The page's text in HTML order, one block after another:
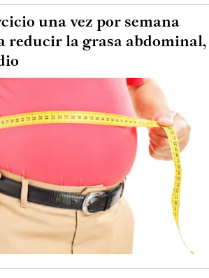
una vez por semana
reducir la grasa abdominal,